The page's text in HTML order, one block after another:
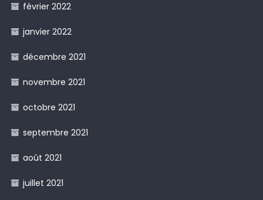
février 2022
janvier 2022
décembre 2021
novembre 2021
octobre 2021
septembre 2021
août 2021
juillet 2021